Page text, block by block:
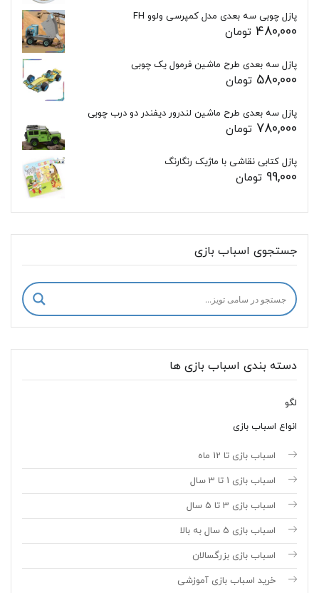
پازل چوبی سه بعدی مدل کمپرسی ولوو FH
480,000 تومان
پازل سه بعدی طرح ماشین فرمول یک چوبی
580,000 تومان
پازل سه بعدی طرح ماشین لندرور دیفندر دو درب چوبی
780,000 تومان
پازل کتابی نقاشی با ماژیک رنگارنگ
99,000 تومان
جستجوی اسباب بازی
دسته بندی اسباب بازی ها
لگو
انواع اسباب بازی
اسباب بازی تا 12 ماه
اسباب بازی 1 تا 3 سال
اسباب بازی 3 تا 5 سال
اسباب بازی 5 سال به بالا
اسباب بازی بزرگسالان
خرید اسباب بازی آموزشی